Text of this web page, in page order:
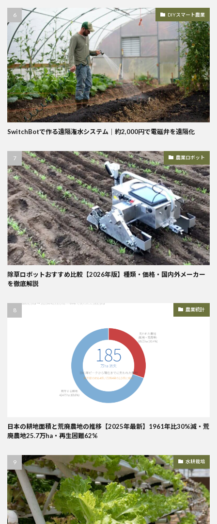
DIYスマート農業
SwitchBotで作る遠隔潅水システム｜約2,000円で電磁弁を遠隔化
農業ロボット
除草ロボットおすすめ比較【2026年版】種類・価格・国内外メーカー
を徹底解説
農業統計
日本の耕地面積と荒廃農地の推移【2025年最新】1961年比30%減・荒
廃農地25.7万ha・再生困難62%
水耕栽培